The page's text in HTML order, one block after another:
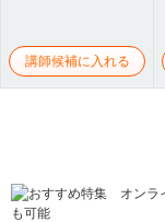
講師候補に入れる